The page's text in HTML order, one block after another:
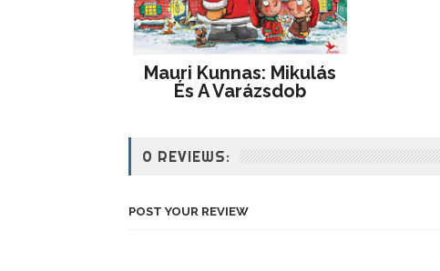
Mauri Kunnas: Mikulás
És A Varázsdob
0 REVIEWS:
POST YOUR REVIEW